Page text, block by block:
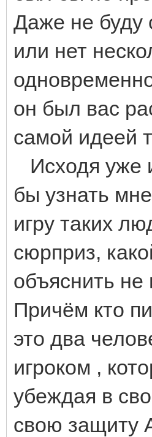
Даже не буду
или нет
он был вас
самой идеей
Исходя уже
бы узнать
игру таких
сюрприз,
объяснить
Причём кто
это два
игроком ,
убеждая в
свою защиту